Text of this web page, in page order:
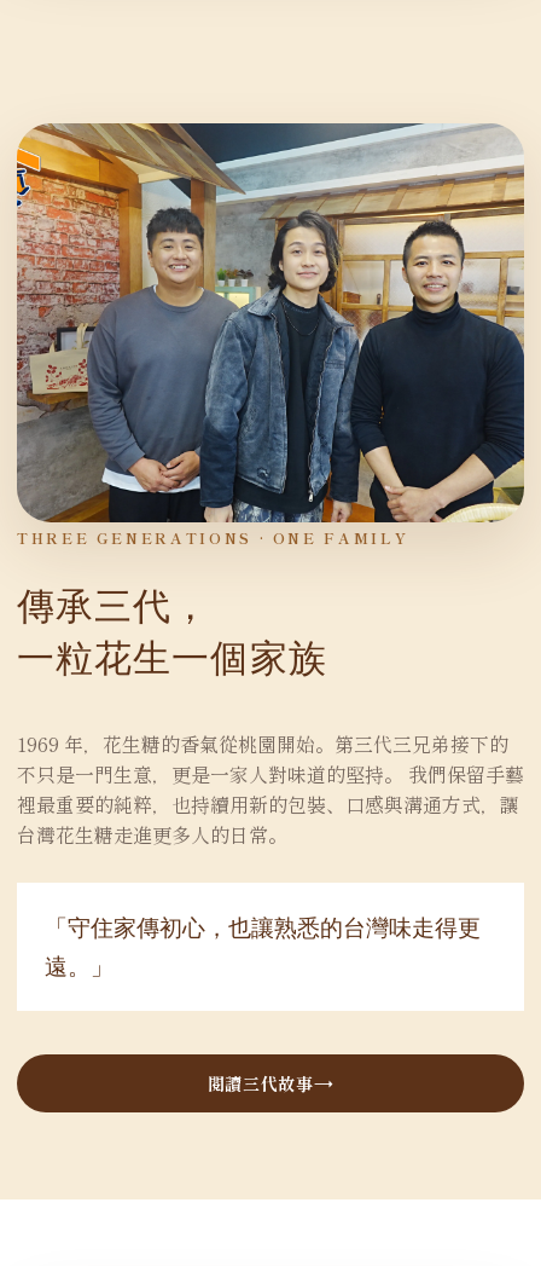
THREE GENERATIONS · ONE FAMILY
傳承三代，
一粒花生一個家族
1969 年，花生糖的香氣從桃園開始。第三代三兄弟接下的
不只是一門生意，更是一家人對味道的堅持。 我們保留手藝
裡最重要的純粹，也持續用新的包裝、口感與溝通方式，讓
台灣花生糖走進更多人的日常。
「守住家傳初心，也讓熟悉的台灣味走得更
遠。」
閱讀三代故事